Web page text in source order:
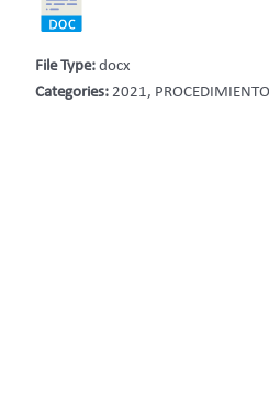
File Type:docx
Categories:2021,